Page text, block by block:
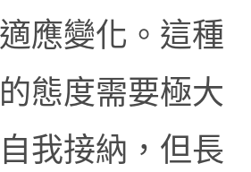
應變化。這種
態度需要極大
我接納，但長